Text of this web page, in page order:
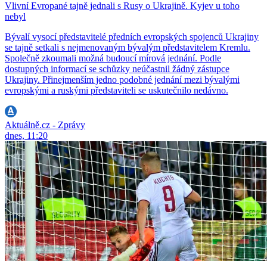
Vlivní Evropané tajně jednali s Rusy o Ukrajině. Kyjev u toho
nebyl
Bývalí vysocí představitelé předních evropských spojenců Ukrajiny
se tajně setkali s nejmenovaným bývalým představitelem Kremlu.
Společně zkoumali možná budoucí mírová jednání. Podle
dostupných informací se schůzky neúčastnil žádný zástupce
Ukrajiny. Přinejmenším jedno podobné jednání mezi bývalými
evropskými a ruskými představiteli se uskutečnilo nedávno.
Aktuálně.cz - Zprávy
dnes, 11:20